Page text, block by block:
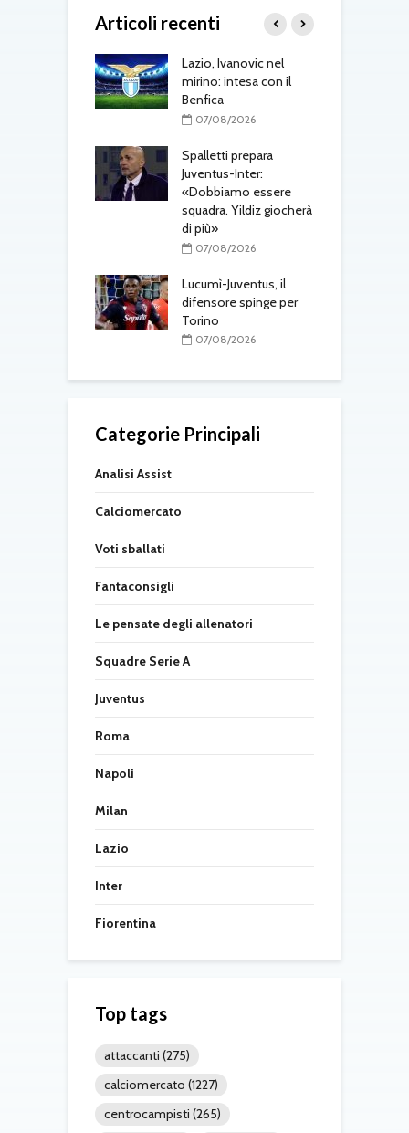
Articoli recenti
Lazio, Ivanovic nel
mirino: intesa con il
Benfica
07/08/2026
Spalletti prepara
Juventus-Inter:
«Dobbiamo essere
squadra. Yildiz giocherà
di più»
07/08/2026
Lucumì-Juventus, il
difensore spinge per
Torino
07/08/2026
Categorie Principali
Analisi Assist
Calciomercato
Voti sballati
Fantaconsigli
Le pensate degli allenatori
Squadre Serie A
Juventus
Roma
Napoli
Milan
Lazio
Inter
Fiorentina
Top tags
attaccanti (275)
calciomercato (1227)
centrocampisti (265)